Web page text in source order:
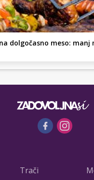
dolgočasno meso: manj
Trači